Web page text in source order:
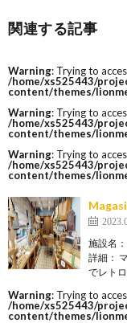
関連する記事
Warning: Trying to
/home/xs525443/
content/themes/
Warning: Trying to
/home/xs525443/
content/themes/
Warning: Trying to
/home/xs525443/
content/themes/
施設名
詳細：
でレト
Warning: Trying to
/home/xs525443/
content/themes/